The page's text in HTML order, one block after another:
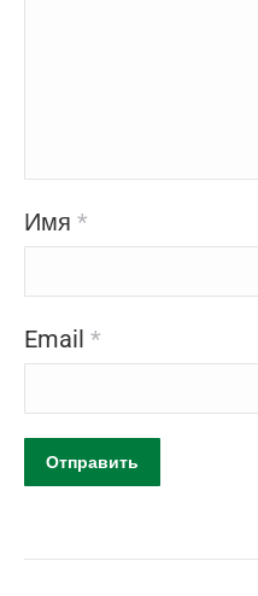
Имя *
Email *